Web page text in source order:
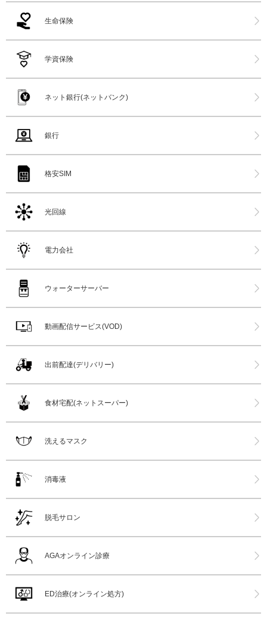
生命保険
学資保険
ネット銀行(ネットバンク)
銀行
格安SIM
光回線
電力会社
ウォーターサーバー
動画配信サービス(VOD)
出前配達(デリバリー)
食材宅配(ネットスーパー)
洗えるマスク
消毒液
脱毛サロン
AGAオンライン診療
ED治療(オンライン処方)